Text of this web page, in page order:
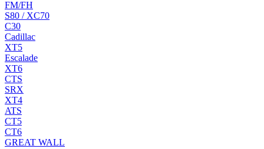
FM/FH
S80 / XC70
C30
Cadillac
XT5
Escalade
XT6
CTS
SRX
XT4
ATS
CT5
CT6
GREAT WALL